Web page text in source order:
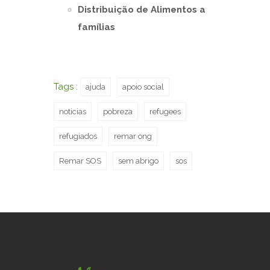
Distribuição de Alimentos a
famílias
Tags : ajuda apoio social
noticias pobreza refugees
refugiados remar ong
Remar SOS sem abrigo sos